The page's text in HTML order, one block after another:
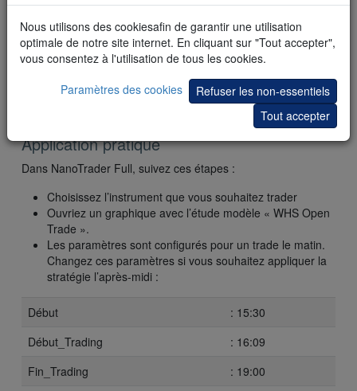
Conclusion
La stratégie Open Trade est clairement une stratégie de day
trading. Dans beaucoup de livres de trading on retrouve
plusieurs variantes de cette stratégie. Cette stratégie convient
pour les indices. Elle peut être appliquée deux fois par jours.
Une fois à l’ouverture des marchés en Europe et une fois lors
Application pratique
Dans NanoTrader Full, suivez ces étapes :
Choisissez l’instrument que vous souhaitez trader
Ouvriez un graphique avec l’étude modèle « WHS Open
Trade ».
Les paramètres sont configurés pour un trade le matin.
Changez ces paramètres si vous souhaitez appliquer la
stratégie l’après-midi :
Début
: 15:30
Début_Trading
: 16:09
Fin_Trading
: 19:00
Nous utilisons des cookiesafin de garantir une utilisation
optimale de notre site internet. En cliquant sur "Tout accepter",
vous consentez à l'utilisation de tous les cookies.
Paramètres des cookies
Refuser les non-essentiels
Tout accepter